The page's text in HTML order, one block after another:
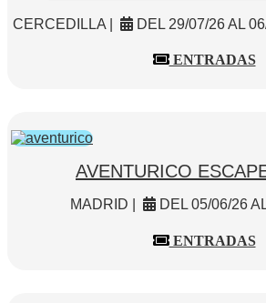
CERCEDILLA | DEL 29/07/26 AL
ENTRADAS
AVENTURICO
MADRID | DEL 05/06/26
ENTRADAS